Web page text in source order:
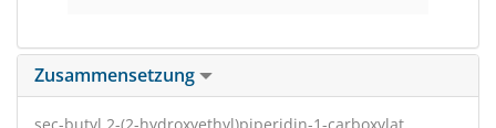
Zusammensetzung